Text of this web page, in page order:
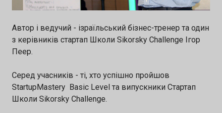
підтримку Напрями конкурсу: 🔹 Штучний
інтелект 🔹 Кібербезпека 🔹 Водні ресурси 📅
Кінцевий термін подання заявок — 10
серпня 2026 👉 Подати заявку:
https://forms.gle/gTSGP6nyK8CpNMds9
Автор і ведучий - ізраїльський бізнес-тренер та один
з керівників стартап Школи Sikorsky Challenge Ігор
Пеер.
Серед учасників - ті, хто успішно пройшов
StartupMastery Basic Level та випускники Стартап
Школи Sikorsky Challenge.